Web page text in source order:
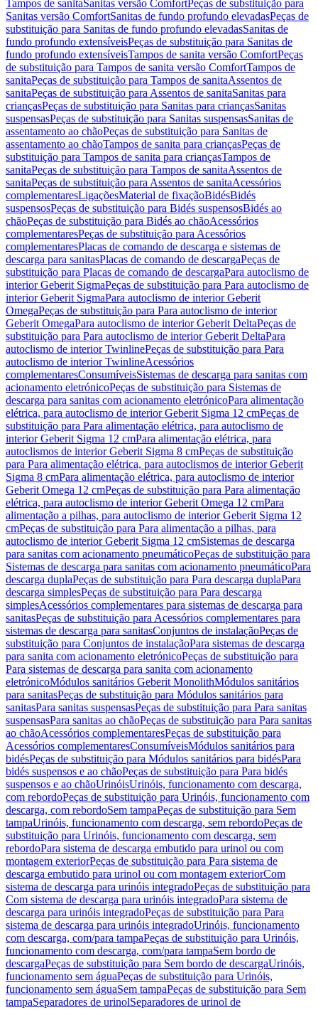
Tampos de sanitaSanitas versão ComfortPeças de substituição para
Sanitas versão ComfortSanitas de fundo profundo elevadasPeças de
substituição para Sanitas de fundo profundo elevadasSanitas de
fundo profundo extensíveisPeças de substituição para Sanitas de
fundo profundo extensíveisTampos de sanita versão ComfortPeças
de substituição para Tampos de sanita versão ComfortTampos de
sanitaPeças de substituição para Tampos de sanitaAssentos de
sanitaPeças de substituição para Assentos de sanitaSanitas para
criançasPeças de substituição para Sanitas para criançasSanitas
suspensasPeças de substituição para Sanitas suspensasSanitas de
assentamento ao chãoPeças de substituição para Sanitas de
assentamento ao chãoTampos de sanita para criançasPeças de
substituição para Tampos de sanita para criançasTampos de
sanitaPeças de substituição para Tampos de sanitaAssentos de
sanitaPeças de substituição para Assentos de sanitaAcessórios
complementaresLigaçõesMaterial de fixaçãoBidésBidés
suspensosPeças de substituição para Bidés suspensosBidés ao
chãoPeças de substituição para Bidés ao chãoAcessórios
complementaresPeças de substituição para Acessórios
complementaresPlacas de comando de descarga e sistemas de
descarga para sanitasPlacas de comando de descargaPeças de
substituição para Placas de comando de descargaPara autoclismo de
interior Geberit SigmaPeças de substituição para Para autoclismo de
interior Geberit SigmaPara autoclismo de interior Geberit
OmegaPeças de substituição para Para autoclismo de interior
Geberit OmegaPara autoclismo de interior Geberit DeltaPeças de
substituição para Para autoclismo de interior Geberit DeltaPara
autoclismo de interior TwinlinePeças de substituição para Para
autoclismo de interior TwinlineAcessórios
complementaresConsumíveisSistemas de descarga para sanitas com
acionamento eletrónicoPeças de substituição para Sistemas de
descarga para sanitas com acionamento eletrónicoPara alimentação
elétrica, para autoclismo de interior Geberit Sigma 12 cmPeças de
substituição para Para alimentação elétrica, para autoclismo de
interior Geberit Sigma 12 cmPara alimentação elétrica, para
autoclismos de interior Geberit Sigma 8 cmPeças de substituição
para Para alimentação elétrica, para autoclismos de interior Geberit
Sigma 8 cmPara alimentação elétrica, para autoclismo de interior
Geberit Omega 12 cmPeças de substituição para Para alimentação
elétrica, para autoclismo de interior Geberit Omega 12 cmPara
alimentação a pilhas, para autoclismo de interior Geberit Sigma 12
cmPeças de substituição para Para alimentação a pilhas, para
autoclismo de interior Geberit Sigma 12 cmSistemas de descarga
para sanitas com acionamento pneumáticoPeças de substituição para
Sistemas de descarga para sanitas com acionamento pneumáticoPara
descarga duplaPeças de substituição para Para descarga duplaPara
descarga simplesPeças de substituição para Para descarga
simplesAcessórios complementares para sistemas de descarga para
sanitasPeças de substituição para Acessórios complementares para
sistemas de descarga para sanitasConjuntos de instalaçãoPeças de
substituição para Conjuntos de instalaçãoPara sistemas de descarga
para sanita com acionamento eletrónicoPeças de substituição para
Para sistemas de descarga para sanita com acionamento
eletrónicoMódulos sanitários Geberit MonolithMódulos sanitários
para sanitasPeças de substituição para Módulos sanitários para
sanitasPara sanitas suspensasPeças de substituição para Para sanitas
suspensasPara sanitas ao chãoPeças de substituição para Para sanitas
ao chãoAcessórios complementaresPeças de substituição para
Acessórios complementaresConsumíveisMódulos sanitários para
bidésPeças de substituição para Módulos sanitários para bidésPara
bidés suspensos e ao chãoPeças de substituição para Para bidés
suspensos e ao chãoUrinóisUrinóis, funcionamento com descarga,
com rebordoPeças de substituição para Urinóis, funcionamento com
descarga, com rebordoSem tampaPeças de substituição para Sem
tampaUrinóis, funcionamento com descarga, sem rebordoPeças de
substituição para Urinóis, funcionamento com descarga, sem
rebordoPara sistema de descarga embutido para urinol ou com
montagem exteriorPeças de substituição para Para sistema de
descarga embutido para urinol ou com montagem exteriorCom
sistema de descarga para urinóis integradoPeças de substituição para
Com sistema de descarga para urinóis integradoPara sistema de
descarga para urinóis integradoPeças de substituição para Para
sistema de descarga para urinóis integradoUrinóis, funcionamento
com descarga, com/para tampaPeças de substituição para Urinóis,
funcionamento com descarga, com/para tampaSem bordo de
descargaPeças de substituição para Sem bordo de descargaUrinóis,
funcionamento sem águaPeças de substituição para Urinóis,
funcionamento sem águaSem tampaPeças de substituição para Sem
tampaSeparadores de urinolSeparadores de urinol de